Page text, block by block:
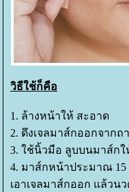
วิธีใช้ก็คือ
1. ล้างหน้าให้ สะอาด
2. ดึงเจลมาส์กออกจาก
3. ใช้นิ้วมือ ลูบบนมาส์ก
4. มาส์กหน้าประมาณ 15
เอาเจลมาส์กออก แล้วน